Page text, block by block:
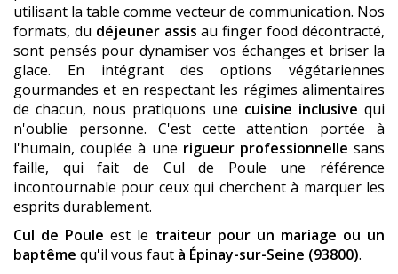
utilisant la table comme vecteur de communication. Nos
formats, du déjeuner assis au finger food décontracté,
sont pensés pour dynamiser vos échanges et briser la
glace. En intégrant des options végétariennes
gourmandes et en respectant les régimes alimentaires
de chacun, nous pratiquons une cuisine inclusive qui
n'oublie personne. C'est cette attention portée à
l'humain, couplée à une rigueur professionnelle sans
faille, qui fait de Cul de Poule une référence
incontournable pour ceux qui cherchent à marquer les
esprits durablement.
Cul de Poule est le traiteur pour un mariage ou un
baptême qu'il vous faut à Épinay-sur-Seine (93800).